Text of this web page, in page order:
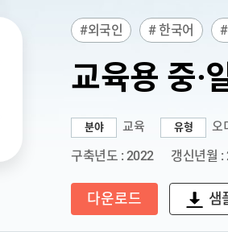
AI 허브 오픈 API 이용정책
#외국인 # 한국어
교육용 중·
분야 교육 유형 오
구축년도 : 2022 갱신년월 :
다운로드 샘